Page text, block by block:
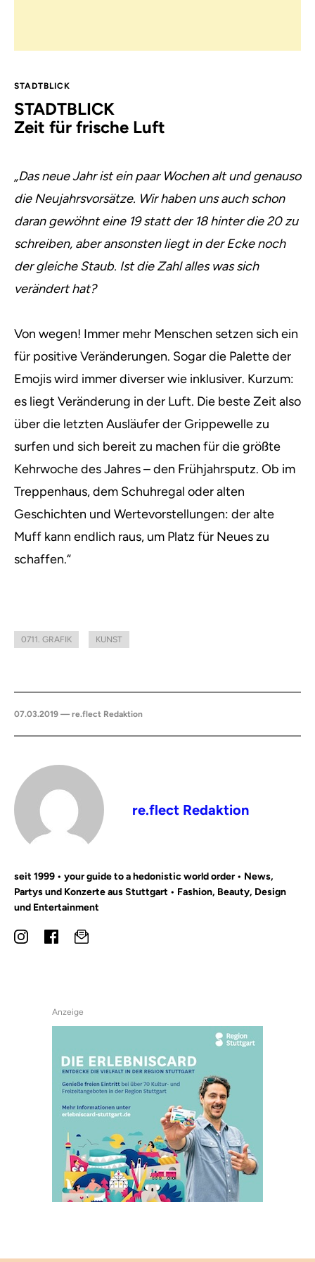
STADTBLICK
STADTBLICK
Zeit für frische Luft
„Das neue Jahr ist ein paar Wochen alt und genauso
die Neujahrsvorsätze. Wir haben uns auch schon
daran gewöhnt eine 19 statt der 18 hinter die 20 zu
schreiben, aber ansonsten liegt in der Ecke noch
der gleiche Staub. Ist die Zahl alles was sich
verändert hat?
Von wegen! Immer mehr Menschen setzen sich ein
für positive Veränderungen. Sogar die Palette der
Emojis wird immer diverser wie inklusiver. Kurzum:
es liegt Veränderung in der Luft. Die beste Zeit also
über die letzten Ausläufer der Grippewelle zu
surfen und sich bereit zu machen für die größte
Kehrwoche des Jahres – den Frühjahrsputz. Ob im
Treppenhaus, dem Schuhregal oder alten
Geschichten und Wertevorstellungen: der alte
Muff kann endlich raus, um Platz für Neues zu
schaffen.“
0711. GRAFIK KUNST
07.03.2019 — re.flect Redaktion
re.flect Redaktion
seit 1999 • your guide to a hedonistic world order • News,
Partys und Konzerte aus Stuttgart • Fashion, Beauty, Design
und Entertainment
Anzeige